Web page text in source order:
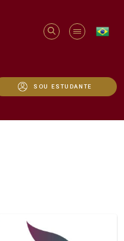
SOU ESTUDANTE